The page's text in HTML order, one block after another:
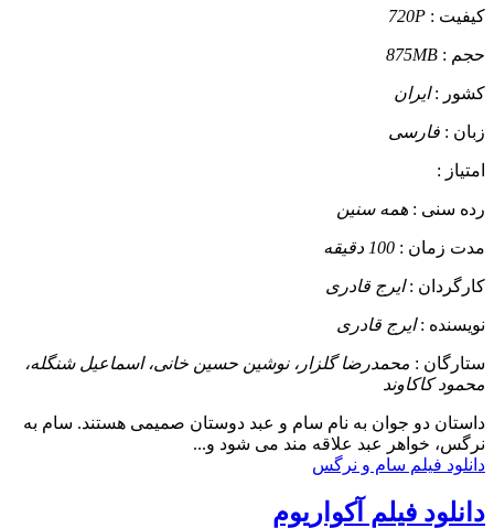
کیفیت : 720P
حجم : 875MB
کشور :ایران
زبان : فارسی
امتیاز :
رده سنی : همه سنین
مدت زمان : 100 دقیقه
کارگردان :ایرج قادری
نویسنده :ایرج قادری
ستارگان : محمدرضا گلزار، نوشین حسین خانی، اسماعیل شنگله،
محمود کاکاوند
داستان دو جوان به نام سام و عبد دوستان صمیمی هستند. سام به
نرگس، خواهر عبد علاقه مند می شود و...
دانلود فیلم سام و نرگس
دانلود فیلم آکواریوم